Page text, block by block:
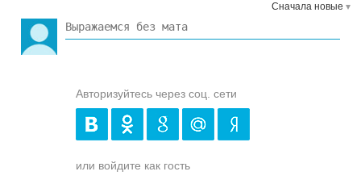
Сначала новые
Авторизуйтесь через соц. сети
или войдите как гость